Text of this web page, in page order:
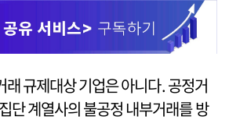
래 규제대상 기업은 아니다. 공정거
단 계열사의 불공정 내부거래를 방